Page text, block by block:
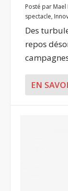
Posté par Mael
spectacle,
Des
repos
EN